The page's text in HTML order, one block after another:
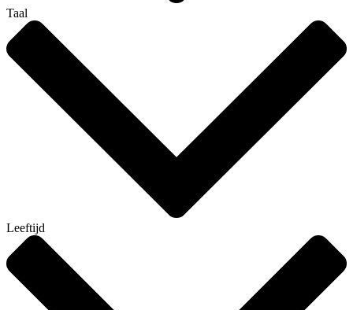
Taal
Leeftijd